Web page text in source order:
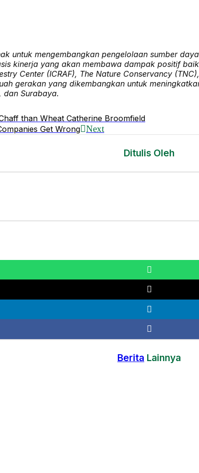
untuk mengembangkan pengelolaan sumber
kinerja yang akan membawa dampak positif
Center (ICRAF), The Nature Conservancy
gerakan yang dikembangkan untuk
dan Surabaya.
than Wheat Catherine Broomfield
Get Wrong Next
Ditulis Oleh
Berita Lainnya